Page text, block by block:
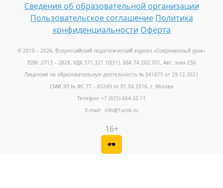
Сведения об образовательной организации
Пользовательское соглашение Политика
конфиденциальности Оферта
© 2010 – 2026, Всероссийский педагогический журнал «Современный урок»
ISSN: 2713 – 282X, УДК 371.321.1(051), ББК 74.202.701, Авт. знак С56
Лицензия на образовательную деятельность № 041875 от 29.12.2021
СМИ ЭЛ № ФС 77 – 65249 от 01.04.2016, г. Москва
Телефон: +7 (925) 664-32-11
E-mail: info@1urok.ru
16+